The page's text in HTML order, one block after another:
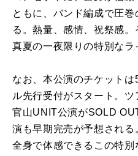
ともに、バンド編成で圧
る。熱量、感情、祝祭感。
真夏の一夜限りの特別なラ
なお、本公演のチケット
ル先行受付がスタート。
官山UNIT公演がSOLD
演も早期完売が予想され
全身で体感できるこの特